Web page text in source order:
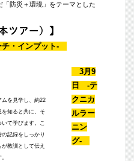
防災＋環境」をテーマとした
ツアー）】
・インプット-
ムを見学し、約22
知ると共に、そ
て学びます。こ
記録をしっかり
教訓として伝え
3月9
日 -テ
クニカ
ルラー
ニン
グ-